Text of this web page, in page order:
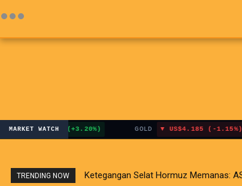
MARKET WATCH(+3.20%) US$4.185 (-1.15%)
TRENDING NOW Dilema Pasar Global: Sentimen Positif
Ketegangan Selat Hormuz Memanas: AS